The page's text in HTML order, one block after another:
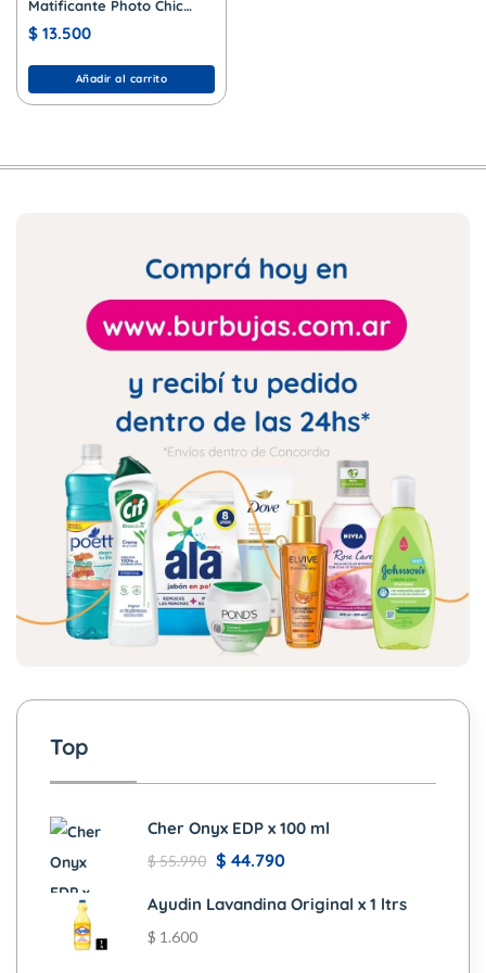
Matificante Photo Chic
Blur Nº 2 Beige
$ 13.500
Añadir al carrito
Top
Cher Onyx EDP x 100 ml
$55.990 $ 44.790
Ayudin Lavandina Original x 1 ltrs
$ 1.600